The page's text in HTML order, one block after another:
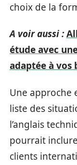
choix de la
A voir aussi :
étude avec
adaptée à vos
Une approche
liste des
l’anglais
pourrait
clients